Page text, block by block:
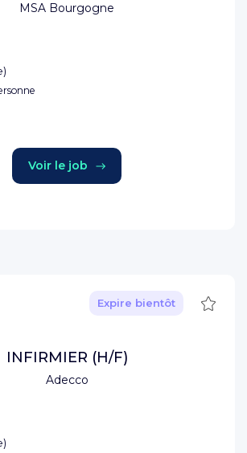
MSA Bourgogne
)
Voir le job
Adecco
Expire bientôt
INFIRMIER (H/F)
)